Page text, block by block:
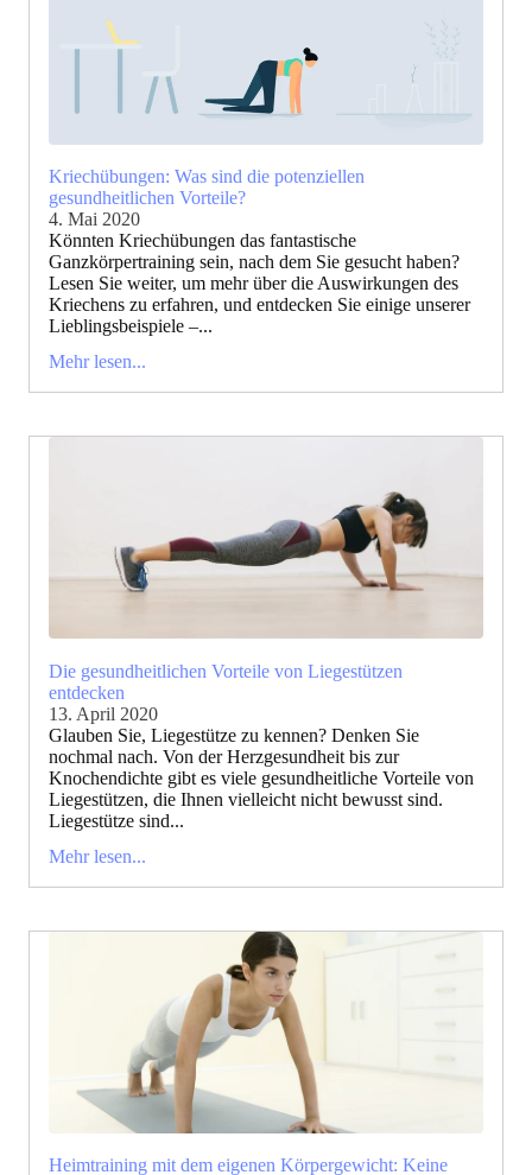
Kriechübungen: Was sind die potenziellen
gesundheitlichen Vorteile?
4. Mai 2020
Könnten Kriechübungen das fantastische
Ganzkörpertraining sein, nach dem Sie gesucht haben?
Lesen Sie weiter, um mehr über die Auswirkungen des
Kriechens zu erfahren, und entdecken Sie einige unserer
Lieblingsbeispiele –...
Mehr lesen...
Die gesundheitlichen Vorteile von Liegestützen
entdecken
13. April 2020
Glauben Sie, Liegestütze zu kennen? Denken Sie
nochmal nach. Von der Herzgesundheit bis zur
Knochendichte gibt es viele gesundheitliche Vorteile von
Liegestützen, die Ihnen vielleicht nicht bewusst sind.
Liegestütze sind...
Mehr lesen...
Heimtraining mit dem eigenen Körpergewicht: Keine